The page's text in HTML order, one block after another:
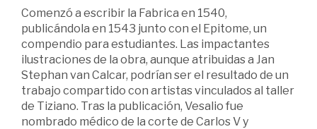
Comenzó a escribir la Fabrica en 1540,
publicándola en 1543 junto con el Epitome, un
compendio para estudiantes. Las impactantes
ilustraciones de la obra, aunque atribuidas a Jan
Stephan van Calcar, podrían ser el resultado de un
trabajo compartido con artistas vinculados al taller
de Tiziano. Tras la publicación, Vesalio fue
nombrado médico de la corte de Carlos V y